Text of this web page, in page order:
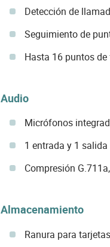
Detección de
Seguimiento de
Hasta 16 puntos
Audio
Micrófonos
1 entrada y 1
Compresión
Almacenamiento
Ranura para